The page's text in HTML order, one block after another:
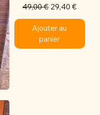
Prix original
49,00 € Prix
29,40 €
Ajouter au
panier